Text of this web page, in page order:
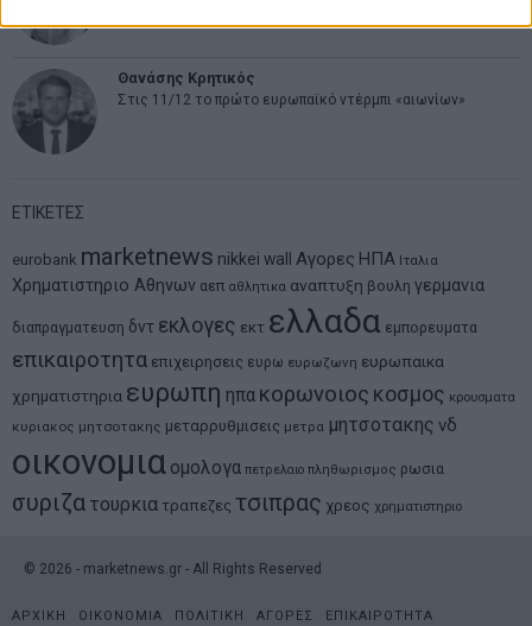
Θανάσης Κρητικός
Στις 11/12 το πρώτο ευρωπαϊκό ντέρμπι «αιωνίων»
ΕΤΙΚΕΤΕΣ
eurobank marketnews nikkei wall Αγορες ΗΠΑ Ιταλια
Χρηματιστηριο Αθηνων αεπ αθλητικα αναπτυξη βουλη γερμανια
διαπραγματευση δντ εκλογες εκτ ελλαδα εμπορευματα
επικαιροτητα επιχειρησεις ευρω ευρωζωνη ευρωπαικα
χρηματιστηρια ευρωπη ηπα κορωνοιος κοσμος κρουσματα
κυριακος μητσοτακης μεταρρυθμισεις μετρα μητσοτακης νδ
οικονομια ομολογα πετρελαιο πληθωρισμος ρωσια
συριζα τουρκια τραπεζες τσιπρας χρεος χρηματιστηριο
© 2026 - marketnews.gr - All Rights Reserved
ΑΡΧΙΚΗ ΟΙΚΟΝΟΜΙΑ ΠΟΛΙΤΙΚΗ ΑΓΟΡΕΣ
ΕΠΙΚΑΙΡΟΤΗΤΑ